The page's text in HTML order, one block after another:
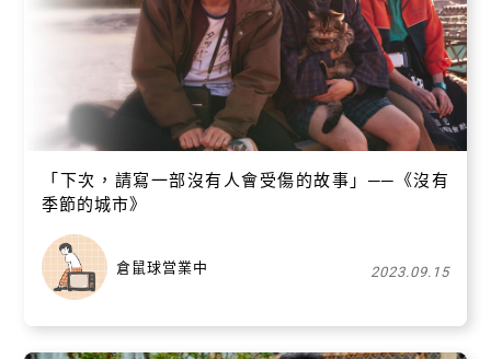
「下次，請寫一部沒有人會受傷的故事」──《沒有
季節的城市》
倉鼠球営業中 2023.09.15